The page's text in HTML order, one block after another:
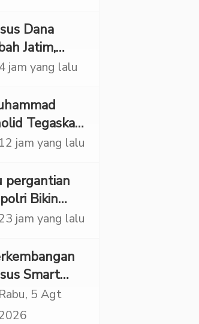
Dana
Jatim,
Partai
Etik-Politik
jam yang lalu
Tegaskan
dan
Negara
12 jam yang lalu
pergantian
Bikin
JMP Puji
Justru Bikin
jam yang lalu
Smart
Jaksa
Periksa
Rabu, 5 Agt